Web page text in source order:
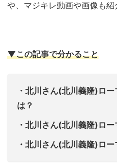
や、マジキレ動画や画像も紹
▼この記事で分かること
・北川さん(北川義隆)ロ
は？
・北川さん(北川義隆)ロ
・北川さん(北川義隆)ロ